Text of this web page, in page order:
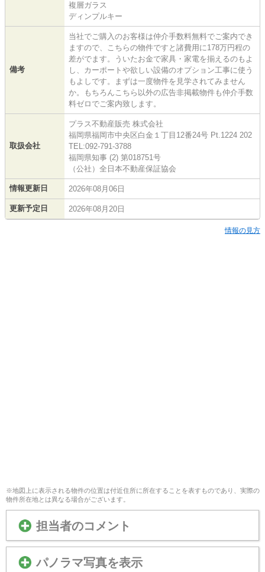
複層ガラス
ディンプルキー
備考
当社でご購入のお客様は仲介手数料無料でご案内でき
ますので、こちらの物件ですと諸費用に178万円程の
差がでます。ういたお金で家具・家電を揃えるのもよ
し、カーポートや欲しい設備のオプション工事に使う
もよしです。まずは一度物件を見学されてみません
か。もちろんこちら以外の広告非掲載物件も仲介手数
料ゼロでご案内致します。
取扱会社
プラス不動産販売 株式会社
福岡県福岡市中央区白金１丁目12番24号 Pt.1224 202
TEL:092-791-3788
福岡県知事 (2) 第018751号
（公社）全日本不動産保証協会
情報更新日 2026年08月06日
更新予定日 2026年08月20日
情報の見方
※地図上に表示される物件の位置は付近住所に所在することを表すものであり、実際の
物件所在地とは異なる場合がございます。
担当者のコメント
パノラマ写真を表示